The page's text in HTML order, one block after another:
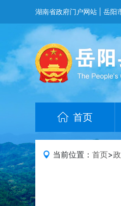
湖南省政府门户网站 岳阳
首页
当前位置： 首页>